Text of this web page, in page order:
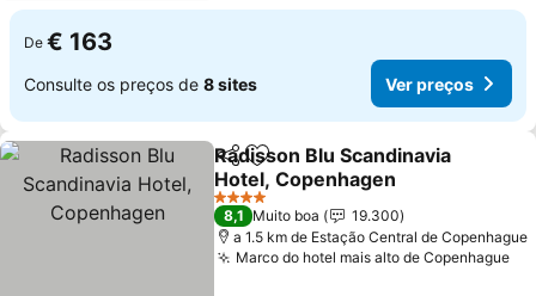
De € 163
Consulte os preços de 8 sites Ver preços
PartilharAdicionar aos favoritos
Radisson Blu Scandinavia
Hotel, Copenhagen
Ver preços
4 Estrelas
8,1 Muito boa
19.300
a 1.5 km de Estação Central de Copenhague
Marco do hotel mais alto de Copenhague